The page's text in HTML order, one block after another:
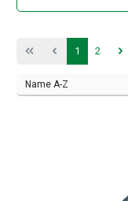
Seite
1 Seite
2